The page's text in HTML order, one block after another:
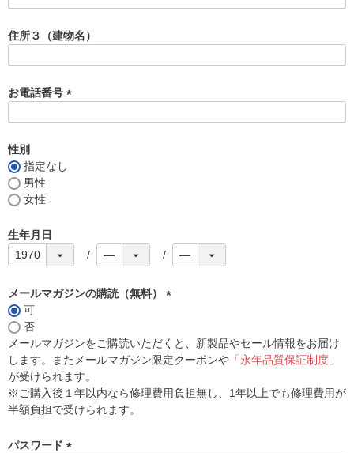
須
)
住所３（建物名）
お電話番号
性別
指定なし
男性
女性
生年月日
メールマガジンの購読（無料）
須
)
可
否
メールマガジンをご購読いただくと、新製品やセール情報をお届け
します。またメールマガジン限定クーポンや 「永年品質保証制度」
が受けられます。
※ご購入後１年以内なら修理費用負担無し、1年以上でも修理費用が
半額負担で受けられます。
パスワード